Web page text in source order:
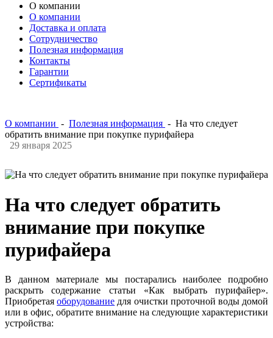
О компании
О компании
Доставка и оплата
Сотрудничество
Полезная информация
Контакты
Гарантии
Сертификаты
О компании - Полезная информация - На что следует
обратить внимание при покупке пурифайера
29 января 2025
На что следует обратить
внимание при покупке
пурифайера
В данном материале мы постарались наиболее подробно
раскрыть содержание статьи «Как выбрать пурифайер».
Приобретаяоборудование для очистки проточной воды домой
или в офис, обратите внимание на следующие характеристики
устройства: